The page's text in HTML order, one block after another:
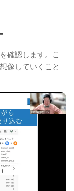
確認します。こ
像していくこと